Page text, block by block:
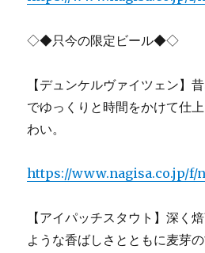
◇◆只今の限定ビール◆◇
【デュンケルヴァイツェン】
でゆっくりと時間をかけて仕
わい。
https://www.nagisa.co.jp/f/
【アイパッチスタウト】深く
ような香ばしさとともに麦芽